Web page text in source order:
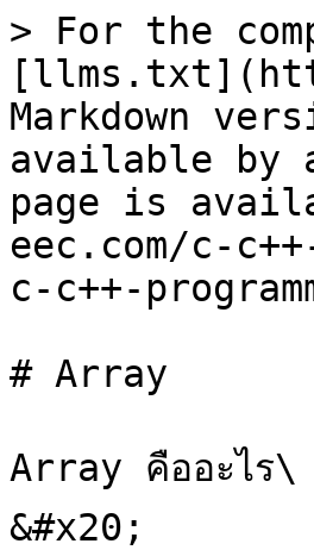
> For the
Markdown
available by
page is
eec.com/c-
c-c++-
# Array
Array คืออะไร\
&#x20;        อา